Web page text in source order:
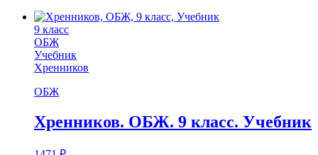
9 класс
ОБЖ
Учебник
Хренников
ОБЖ
Хренников. ОБЖ. 9 класс. Учебник